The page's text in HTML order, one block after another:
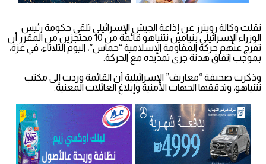
نقلت وكالة رويترز عن إذاعة الجيش الإسرائيلي تلقي حكومة رئيس
الوزراء الإسرائيلي بنيامين نتنياهو قائمة من 10 محتجزين من المقرر أن
تفرج عنهم حركة المقاومة الإسلامية “حماس”، اليوم الثلاثاء، في غزة،
بموجب اتفاق هدنة جرى تمديده مع الحركة.
وذكرت صحيفة “معاريف” الإسرائيلية أن القائمة وردت إلى مكتب
نتنياهو، وتدققها الجهات الأمنية وإبلاغ العائلات المعنية.